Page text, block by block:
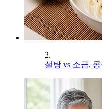
2.
설탕 vs 소금,